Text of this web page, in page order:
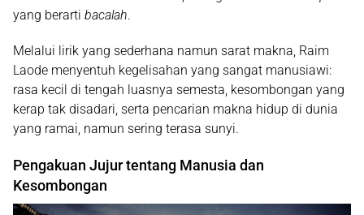
yang berarti bacalah.
Melalui lirik yang sederhana namun sarat makna, Raim
Laode menyentuh kegelisahan yang sangat manusiawi:
rasa kecil di tengah luasnya semesta, kesombongan yang
kerap tak disadari, serta pencarian makna hidup di dunia
yang ramai, namun sering terasa sunyi.
Pengakuan Jujur tentang Manusia dan
Kesombongan